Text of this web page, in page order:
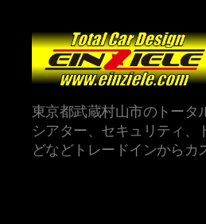
東京都武蔵村山市のトータ
シアター、セキュリティ、
どなどトレードインからカ